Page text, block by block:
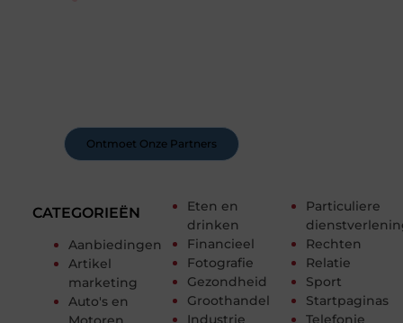
CATEGORIEËN
Aanbiedingen
Artikel
marketing
Auto's en
Eten en
drinken
Financieel
Fotografie
Gezondheid
Groothandel
Industrie
Particuliere
Rechten
Relatie
Sport
Startpaginas
Telefonie
Ontmoet Onze Partners